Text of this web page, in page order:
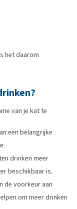
het daarom
van je kat te
een belangrijke
drinken meer
beschikbaar is.
de voorkeur aan
om meer drinken